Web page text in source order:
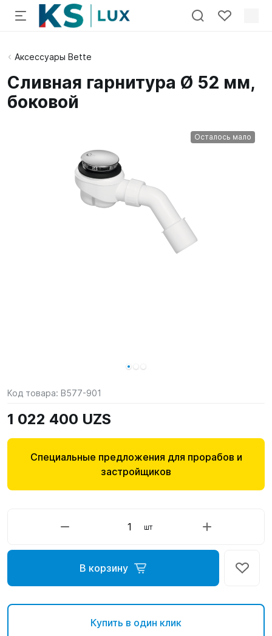
Аксессуары Bette
Сливная гарнитура Ø 52 мм,
боковой
Осталось мало
Код товара: B577-901
1 022 400 UZS
Специальные предложения для прорабов и
застройщиков
шт
В корзину
Купить в один клик